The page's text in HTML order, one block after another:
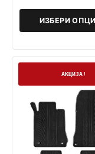
ИЗБЕРИ
АКЦИЈА!